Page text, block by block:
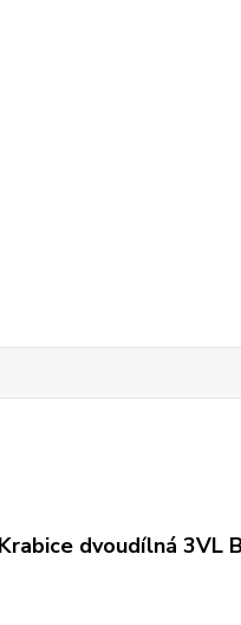
Krabice dvoudílná 3VL